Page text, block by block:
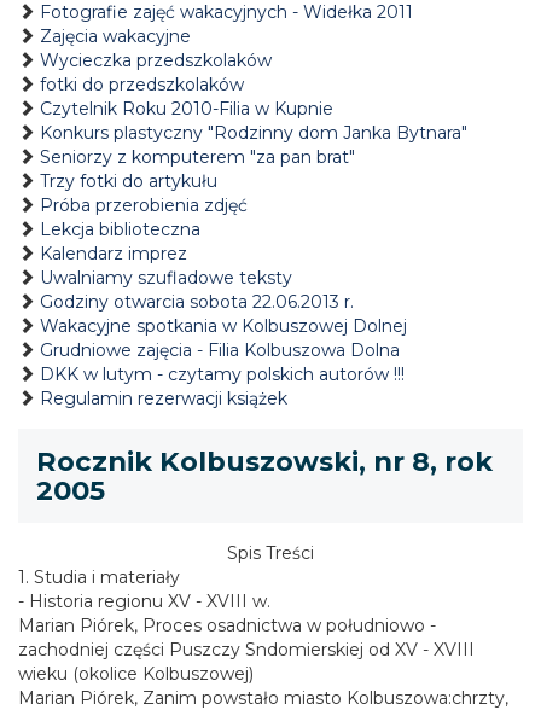
Fotografie zajęć wakacyjnych - Widełka 2011
Zajęcia wakacyjne
Wycieczka przedszkolaków
fotki do przedszkolaków
Czytelnik Roku 2010-Filia w Kupnie
Konkurs plastyczny "Rodzinny dom Janka Bytnara"
Seniorzy z komputerem "za pan brat"
Trzy fotki do artykułu
Próba przerobienia zdjęć
Lekcja biblioteczna
Kalendarz imprez
Uwalniamy szufladowe teksty
Godziny otwarcia sobota 22.06.2013 r.
Wakacyjne spotkania w Kolbuszowej Dolnej
Grudniowe zajęcia - Filia Kolbuszowa Dolna
DKK w lutym - czytamy polskich autorów !!!
Regulamin rezerwacji książek
Rocznik Kolbuszowski, nr 8, rok
2005
Spis Treści
1. Studia i materiały
- Historia regionu XV - XVIII w.
Marian Piórek, Proces osadnictwa w południowo -
zachodniej części Puszczy Sndomierskiej od XV - XVIII
wieku (okolice Kolbuszowej)
Marian Piórek, Zanim powstało miasto Kolbuszowa:chrzty,